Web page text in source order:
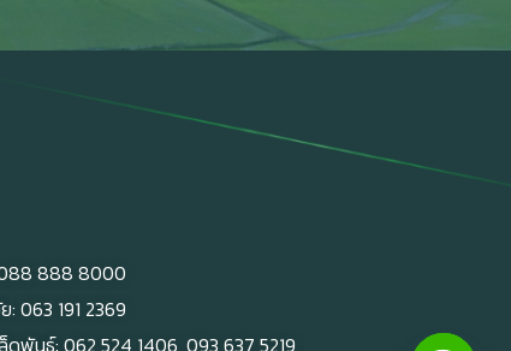
888 8000
063 191 2369